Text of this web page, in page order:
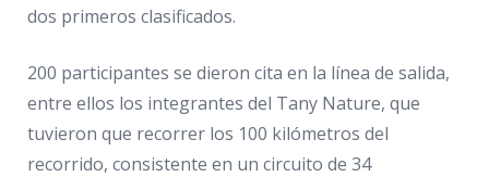
dos primeros clasificados.
200 participantes se dieron cita en la línea de salida,
entre ellos los integrantes del Tany Nature, que
tuvieron que recorrer los 100 kilómetros del
recorrido, consistente en un circuito de 34